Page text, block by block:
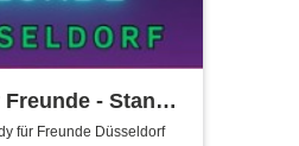
- Stand-
| Düsseldorf
für Freunde Düsseldorf